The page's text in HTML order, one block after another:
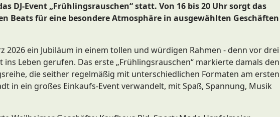
DJ-Event „Frühlingsrauschen“ statt. Von 16 bis 20 Uhr sorgt das
Beats für eine besondere Atmosphäre in ausgewählten Geschäften
ein Jubiläum in einem tollen und würdigen Rahmen - denn vor drei
Leben gerufen. Das erste „Frühlingsrauschen“ markierte damals den
die seither regelmäßig mit unterschiedlichen Formaten am ersten
in ein großes Einkaufs-Event verwandelt, mit Spaß, Spannung, Musik